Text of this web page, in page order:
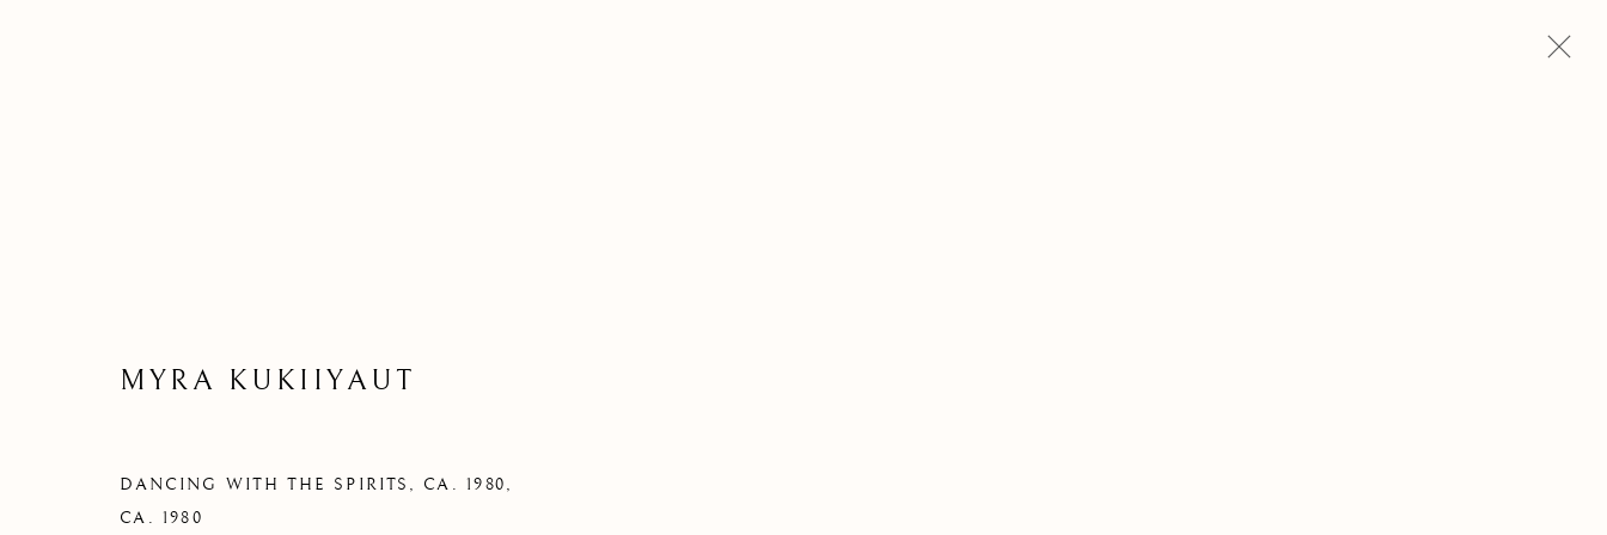
MYRA KUKIIYAUT
DANCING WITH THE SPIRITS, CA. 1980,
CA. 1980